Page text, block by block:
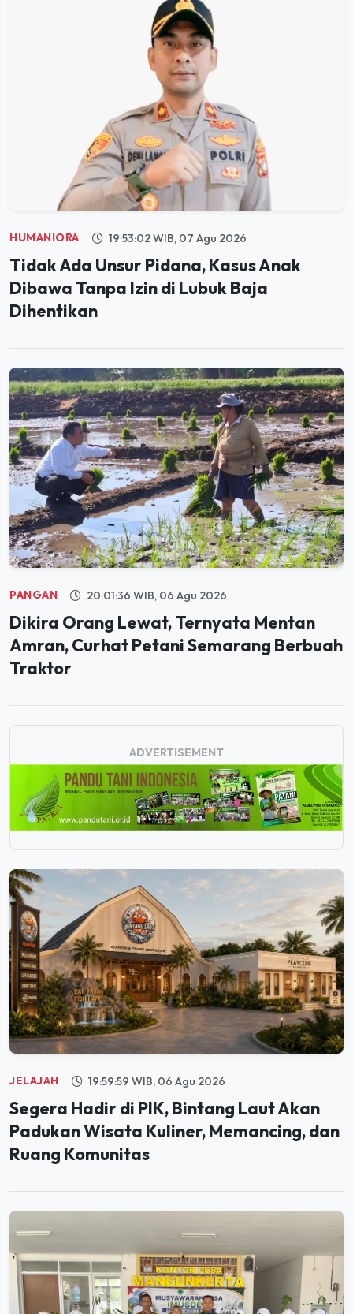
HUMANIORA 19:53:02 WIB, 07 Agu 2026
Tidak Ada Unsur Pidana, Kasus Anak
Dibawa Tanpa Izin di Lubuk Baja
Dihentikan
PANGAN 20:01:36 WIB, 06 Agu 2026
Dikira Orang Lewat, Ternyata Mentan
Amran, Curhat Petani Semarang Berbuah
Traktor
ADVERTISEMENT
JELAJAH 19:59:59 WIB, 06 Agu 2026
Segera Hadir di PIK, Bintang Laut Akan
Padukan Wisata Kuliner, Memancing, dan
Ruang Komunitas